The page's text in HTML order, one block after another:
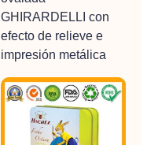
GHIRARDELLI con
efecto de relieve e
impresión metálica